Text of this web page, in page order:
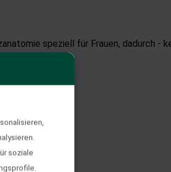
speziell für Frauen, dadurch -
soziale